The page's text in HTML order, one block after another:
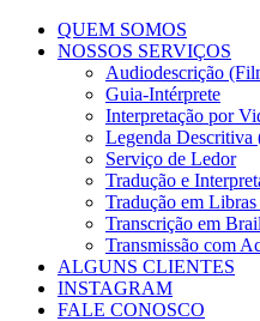
QUEM SOMOS
NOSSOS SERVIÇOS
Audiodescrição
Guia-Intérprete
Interpretação por
Legenda Descritiva
Serviço de Ledor
Tradução e
Tradução em
Transcrição em
Transmissão com
ALGUNS CLIENTES
INSTAGRAM
FALE CONOSCO